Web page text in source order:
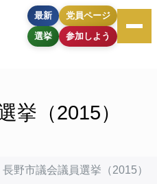
最新
選挙
党員ページ
参加しよう
挙（2015）
長野市議会議員選挙（2015）